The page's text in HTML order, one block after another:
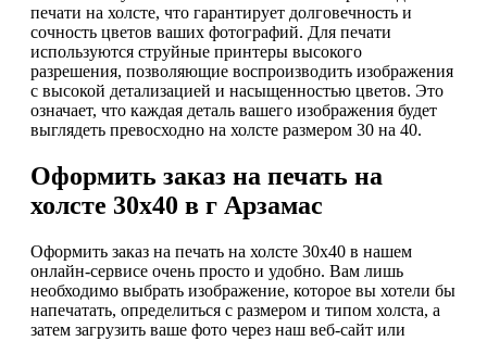
печати на холсте, что гарантирует долговечность и
сочность цветов ваших фотографий. Для печати
используются струйные принтеры высокого
разрешения, позволяющие воспроизводить изображения
с высокой детализацией и насыщенностью цветов. Это
означает, что каждая деталь вашего изображения будет
выглядеть превосходно на холсте размером 30 на 40.
Оформить заказ на печать на
холсте 30х40 в г Арзамас
Оформить заказ на печать на холсте 30х40 в нашем
онлайн-сервисе очень просто и удобно. Вам лишь
необходимо выбрать изображение, которое вы хотели бы
напечатать, определиться с размером и типом холста, а
затем загрузить ваше фото через наш веб-сайт или